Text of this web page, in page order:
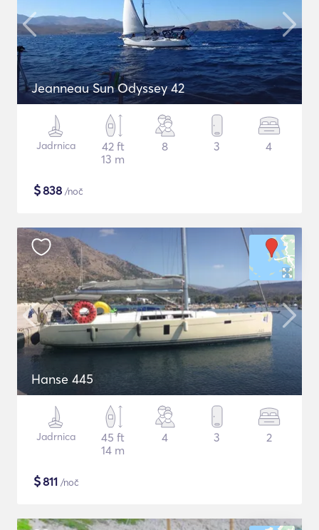
Jeanneau Sun Odyssey 42
Jadrnica
42 ft
13 m
8 3 4
$838 /noč
Hanse 445
Jadrnica
45 ft
14 m
4 3 2
$811 /noč